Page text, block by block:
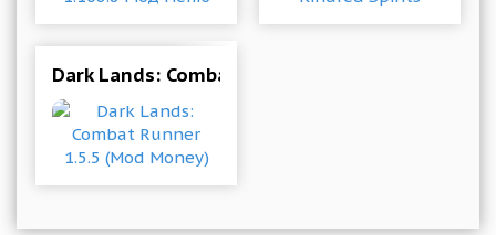
Dark Lands: Combat Runner 1.5.5 (Mod Money)